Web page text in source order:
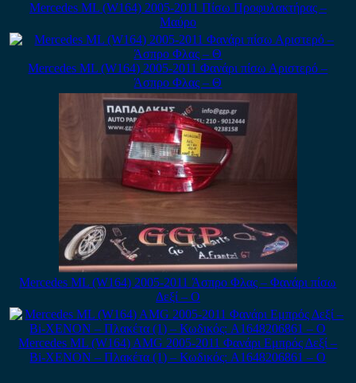
Mercedes ML (W164) 2005-2011 Πίσω Προφυλακτήρας –
Μαύρο
Mercedes ML (W164) 2005-2011 Φανάρι πίσω Αριστερό –
Άσπρο Φλας – Θ
Mercedes ML (W164) 2005-2011 Άσπρο Φλας – Φανάρι πίσω
Δεξί – Ο
Mercedes ML (W164) AMG 2005-2011 Φανάρι Εμπρός Δεξί –
Bi-XENON – Πλακέτα (1) – Κωδικός: A1648206861 – Ο